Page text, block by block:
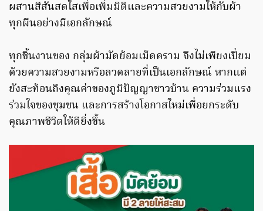
ผสานสีสันสดใสเพื่อเพิ่มมิติและความสวยงามให้กับผ้า
ทุกผืนอย่างมีเอกลักษณ์
ทุกชิ้นงานของ กลุ่มผ้ามัดย้อมเม็ดคราม จึงไม่เพียงเปี่ยม
ด้วยความสวยงามหรือลวดลายที่เป็นเอกลักษณ์ หากแต่
ยังสะท้อนถึงคุณค่าของภูมิปัญญาชาวบ้าน ความร่วมแรง
ร่วมใจของชุมชน และการสร้างโอกาสใหม่เพื่อยกระดับ
คุณภาพชีวิตให้ดียิ่งขึ้น